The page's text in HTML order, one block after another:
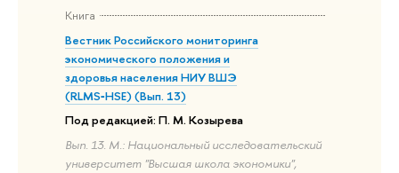
Книга
Вестник Российского мониторинга
экономического положения и
здоровья населения НИУ ВШЭ
(RLMS‑HSE) (Вып. 13)
Под редакцией: П. М. Козырева
Вып. 13. М.: Национальный исследовательский
университет "Высшая школа экономики",